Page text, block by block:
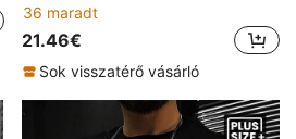
36 maradt
21.46€
Sok visszatérő vásárló